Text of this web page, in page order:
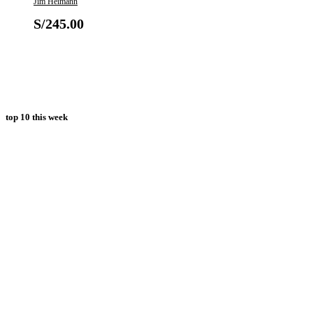
S/245.00
top 10 this week